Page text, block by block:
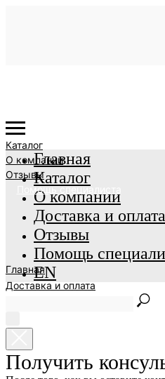
Каталог
О компании
Отзывы
Помощь специалиста
Главная
Доставка и оплата
Главная
Каталог
О компании
Доставка и оплата
Отзывы
Помощь
EN
Получить